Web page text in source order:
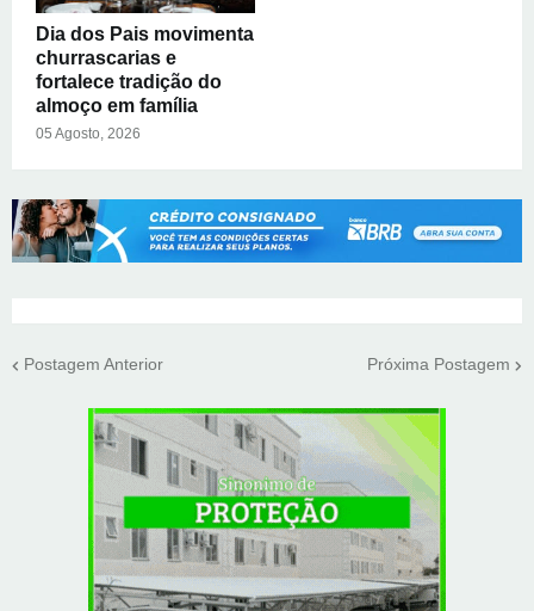
Dia dos Pais movimenta
churrascarias e
fortalece tradição do
almoço em família
05 Agosto, 2026
Postagem Anterior Próxima Postagem